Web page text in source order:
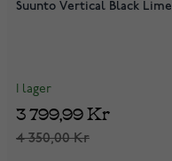
Suunto Vertical Black Lime
I lager
4 350,00 Kr
3 799,99 Kr